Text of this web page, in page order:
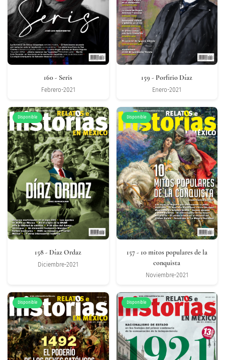
160- Seris
Febrero-2021
159 - Porfirio Díaz
Enero-2021
Disponible
158- Díaz Ordaz
Diciembre-2021
Disponible
157- 10 mitos populares de la
conquista
Noviembre-2021
Disponible Disponible